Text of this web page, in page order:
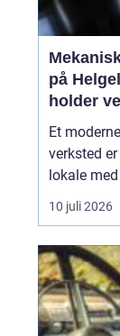
på
holder
Et
verksted
lokale
mange
som
maskiner,
står stille.
10 juli 2026